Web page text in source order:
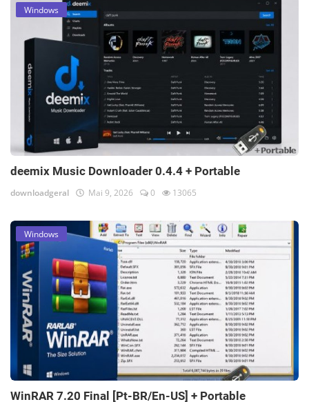
Windows
deemix Music Downloader 0.4.4 + Portable
downloadgeral Mai 9, 2026 0 13065
Windows
WinRAR 7.20 Final [Pt-BR/En-US] + Portable